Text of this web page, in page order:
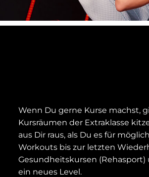
Wenn Du gerne Kurse machst,
Kursräumen der Extraklasse
aus Dir raus, als Du es für
Workouts bis zur letzten
Gesundheitskursen
ein neues Level.